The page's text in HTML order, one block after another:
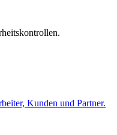
Kunden und Partner.